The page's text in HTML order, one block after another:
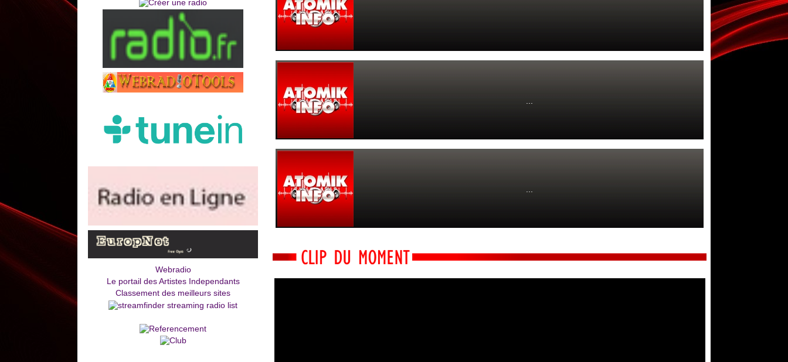
Webradio
Le portail des Artistes Independants
Classement des meilleurs sites